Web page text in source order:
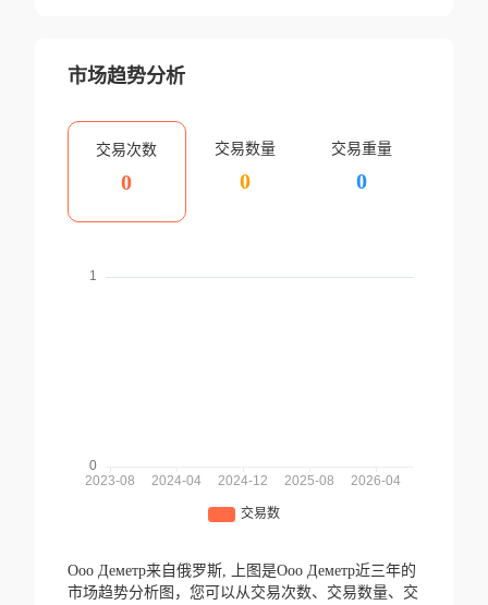
市场趋势分析
交易次数
0
交易数量
0
交易重量
0
Ооо Деметр来自俄罗斯,
上图是Ооо Деметр近三年的
市场趋势分析图，您可以从交易次数、交易数量、交